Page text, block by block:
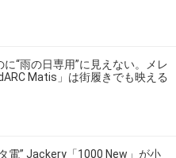
“雨の日専用”に見えない。メレ
Matis」は街履きでも映える
電” Jackery「1000 New」が小